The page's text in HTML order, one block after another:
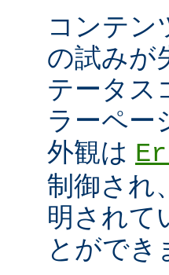
コンテン
の試みが
テータス
ラーペー
外観は
制御され
明されて
とができ